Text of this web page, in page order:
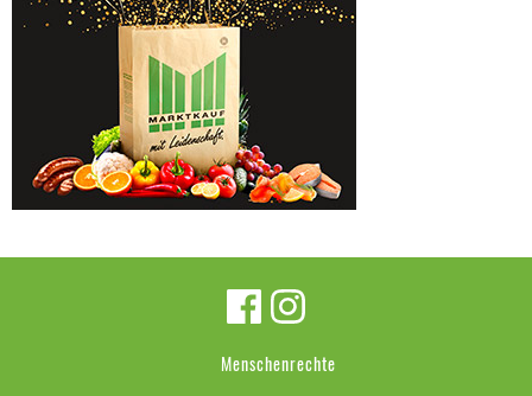
Menschenrechte